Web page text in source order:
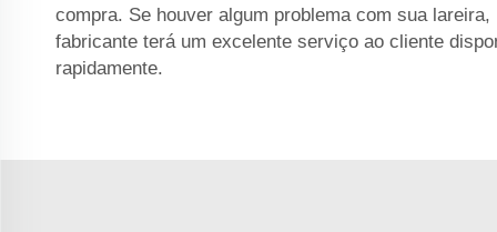
compra. Se houver algum problema com sua lareira,
fabricante terá um excelente serviço ao cliente
rapidamente.